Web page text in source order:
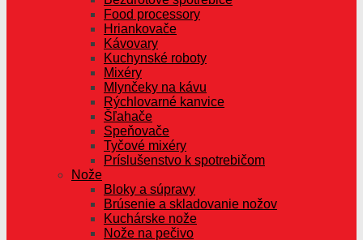
Food processory
Hriankovače
Kávovary
Kuchynské roboty
Mixéry
Mlynčeky na kávu
Rýchlovarné kanvice
Šľahače
Speňovače
Tyčové mixéry
Príslušenstvo k spotrebičom
Nože
Bloky a súpravy
Brúsenie a skladovanie nožov
Kuchárske nože
Nože na pečivo